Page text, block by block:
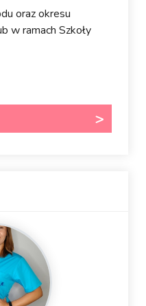
oraz okresu
w ramach Szkoły